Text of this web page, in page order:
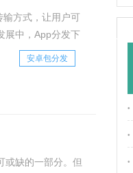
方式，让用户可
展中，App分发下
载的流程包括应
安卓包分发
或缺的一部分。但
•
•
•